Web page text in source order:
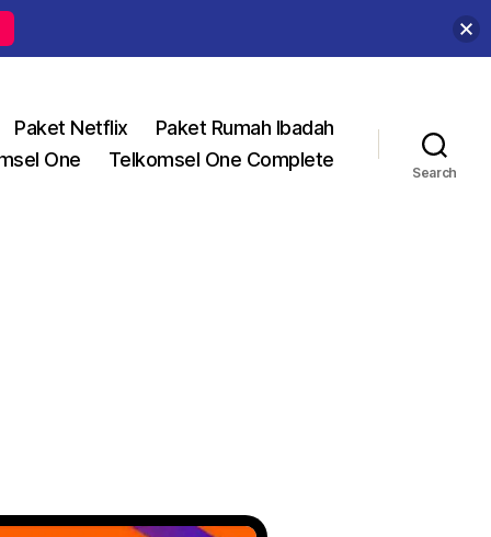
Paket Netflix
Paket Rumah Ibadah
One
Telkomsel One Complete
Search